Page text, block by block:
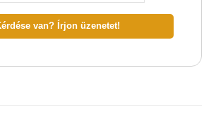
van? Írjon üzenetet!